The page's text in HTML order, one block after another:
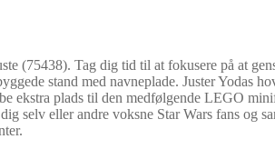
Tag dig tid til at fokusere på at
stand med navneplade. Juster Yodas
ekstra plads til den medfølgende LEGO
selv eller andre voksne Star Wars fans og